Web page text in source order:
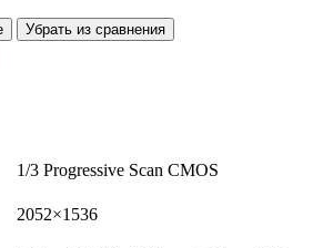
Убрать из сравнения
1/3 Progressive Scan CMOS
2052×1536